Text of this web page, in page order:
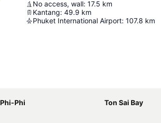
No access, wall: 17.5 km
Kantang: 49.9 km
Phuket International Airport: 107.8 km
Phi Ton Sai Bay